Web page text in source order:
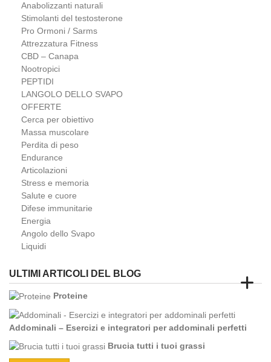
Anabolizzanti naturali
Stimolanti del testosterone
Pro Ormoni / Sarms
Attrezzatura Fitness
CBD – Canapa
Nootropici
PEPTIDI
LANGOLO DELLO SVAPO
OFFERTE
Cerca per obiettivo
Massa muscolare
Perdita di peso
Endurance
Articolazioni
Stress e memoria
Salute e cuore
Difese immunitarie
Energia
Angolo dello Svapo
Liquidi
ULTIMI ARTICOLI DEL BLOG
Proteine
Addominali – Esercizi e integratori per addominali perfetti
Brucia tutti i tuoi grassi